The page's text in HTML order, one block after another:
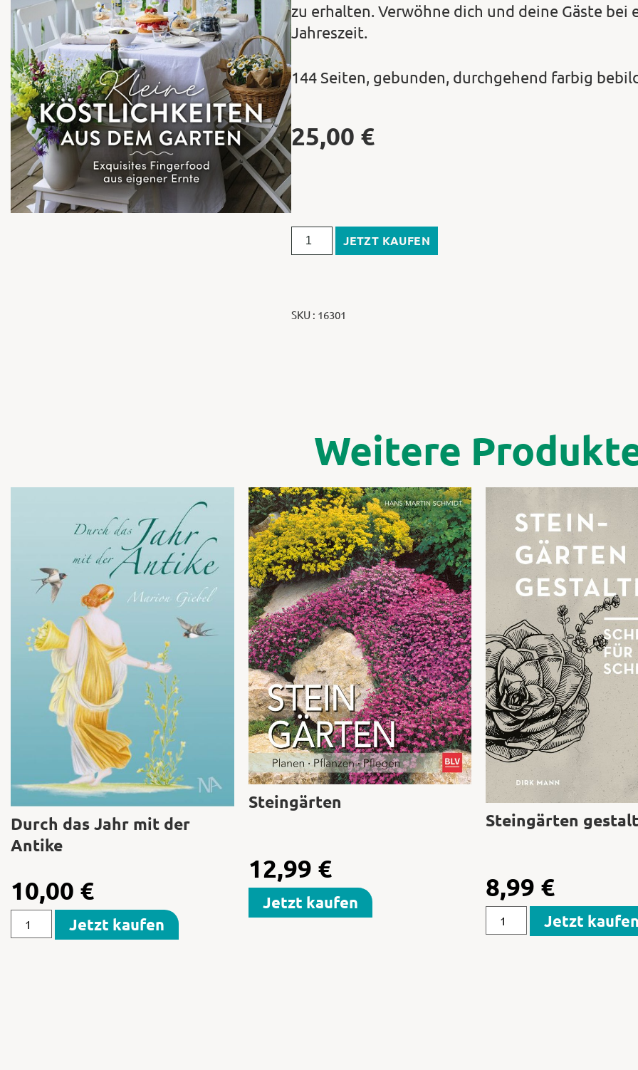
zu erhalten. Verwöhne dich und deine Gäste bei
Jahreszeit.
144 Seiten, gebunden, durchgehend farbig
25,00 €
JETZT KAUFEN
SKU : 16301
Weitere
Durch das Jahr mit der
Antike
10,00 €
Jetzt kaufen
Steingärten
12,99 €
Jetzt kaufen
Steingärten
8,99 €
Jetzt